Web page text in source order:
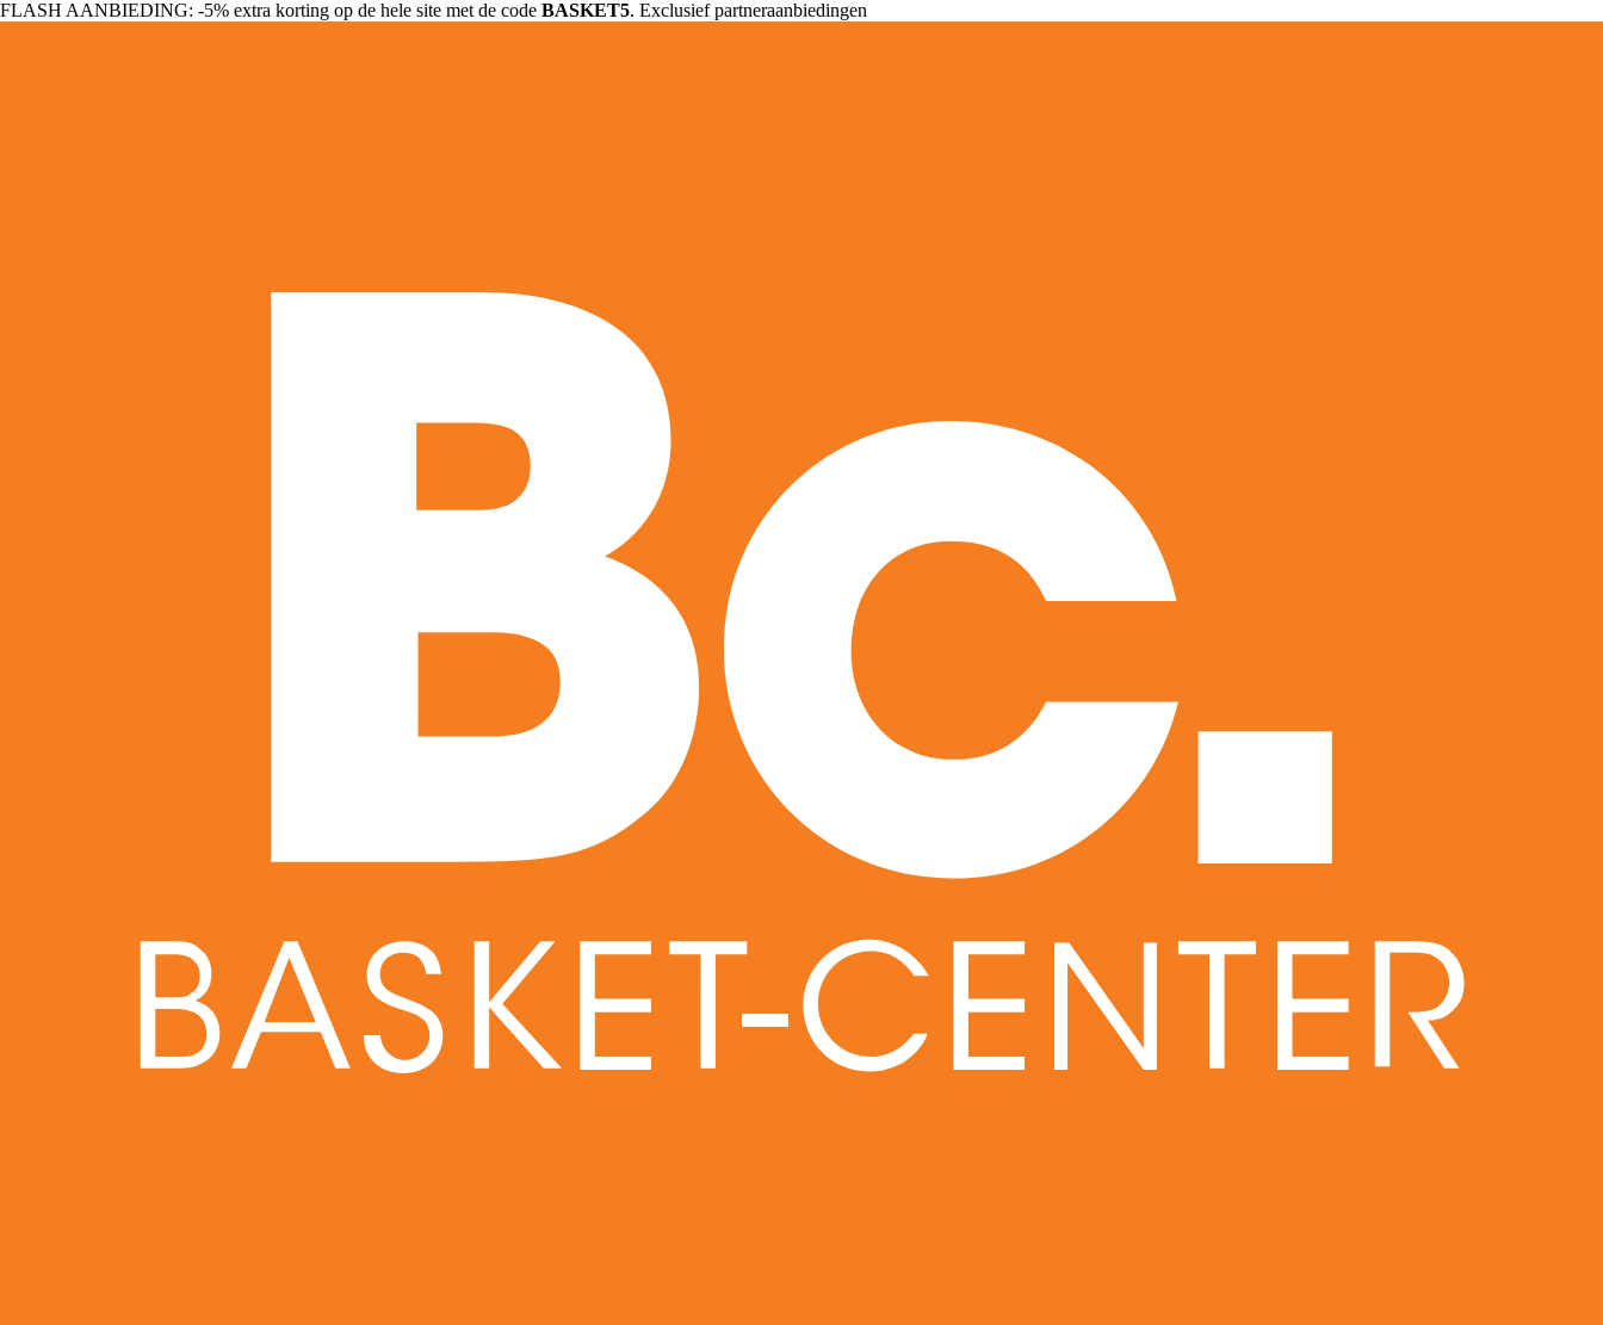
FLASH AANBIEDING: -5% extra korting op de hele site met de code BASKET5. Exclusief partneraanbiedingen